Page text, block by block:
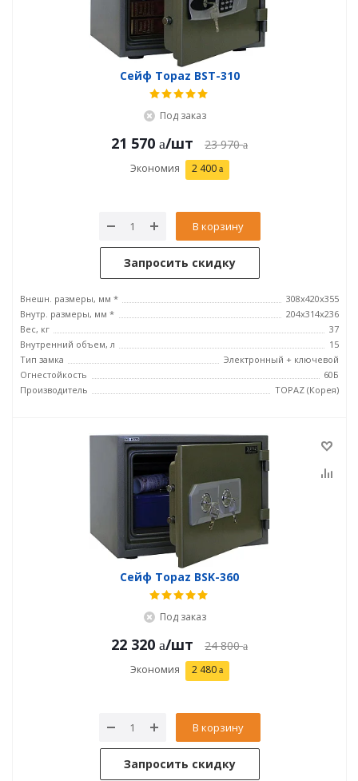
Сейф Topaz BST-310
Под заказ
21 570 /шт 23 970
Экономия 2 400
В корзину
Запросить скидку
Внешн. размеры, мм *
308x420x355
Внутр. размеры, мм *
204x314х236
Вес, кг
37
Внутренний объем, л
15
Тип замка
Электронный + ключевой
Огнестойкость
60Б
Производитель
TOPAZ (Корея)
Сейф Topaz BSK-360
Под заказ
22 320 /шт 24 800
Экономия 2 480
В корзину
Запросить скидку